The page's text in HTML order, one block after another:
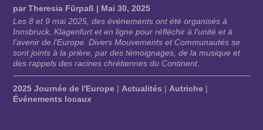
parTheresia Fürpaß | Mai 30, 2025
Les 8 et 9 mai 2025, des événements ont été organisés à
Innsbruck, Klagenfurt et en ligne pour réfléchir à l'unité et à
l'avenir de l'Europe. Divers Mouvements et Communautés se
sont joints à la prière, par des témoignages, de la musique et
des rappels des racines chrétiennes du Continent.
2025 Journée de l'Europe | Actualités | Autriche |
Événements locaux